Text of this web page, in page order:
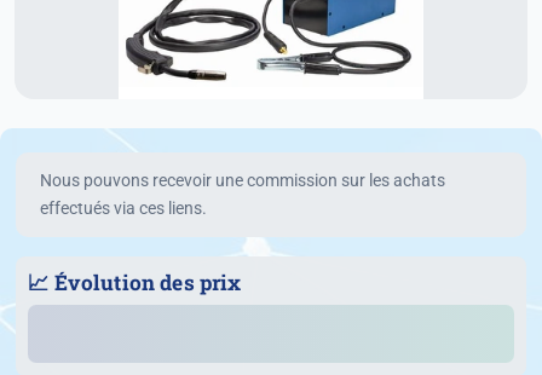
Nous pouvons recevoir une commission sur les achats
effectués via ces liens.
📈 Évolution des prix